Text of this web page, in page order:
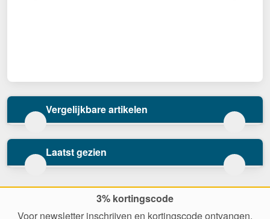
Vergelijkbare artikelen
Laatst gezien
3% kortingscode
Voor newsletter inschrijven en kortingscode ontvangen.